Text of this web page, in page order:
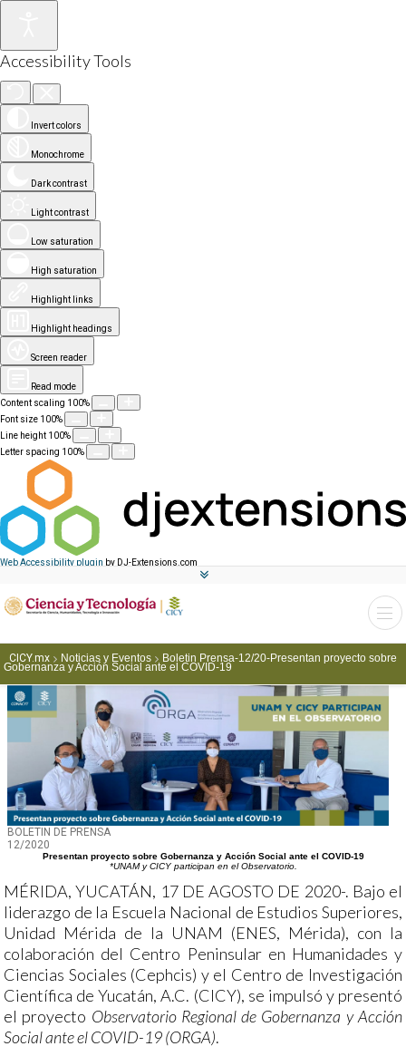
Accessibility Tools
Invert colors
Monochrome
Dark contrast
Light contrast
Low saturation
High saturation
Highlight links
Highlight headings
Screen reader
Read mode
Content scaling 100%
Font size 100%
Line height 100%
Letter spacing 100%
Web Accessibility plugin by DJ-Extensions.com
CICY.mx Noticias y Eventos Boletin Prensa-12/20-Presentan proyecto sobre
Gobernanza y Acción Social ante el COVID-19
BOLETIN DE PRENSA
12/2020
Presentan proyecto sobre Gobernanza y Acción Social ante el COVID-19
*UNAM y CICY participan en el Observatorio.
MÉRIDA, YUCATÁN, 17 DE AGOSTO DE 2020-. Bajo el
liderazgo de la Escuela Nacional de Estudios Superiores,
Unidad Mérida de la UNAM (ENES, Mérida), con la
colaboración del Centro Peninsular en Humanidades y
Ciencias Sociales (Cephcis) y el Centro de Investigación
Científica de Yucatán, A.C. (CICY), se impulsó y presentó
el proyecto Observatorio Regional de Gobernanza y Acción
Social ante el COVID-19 (ORGA).